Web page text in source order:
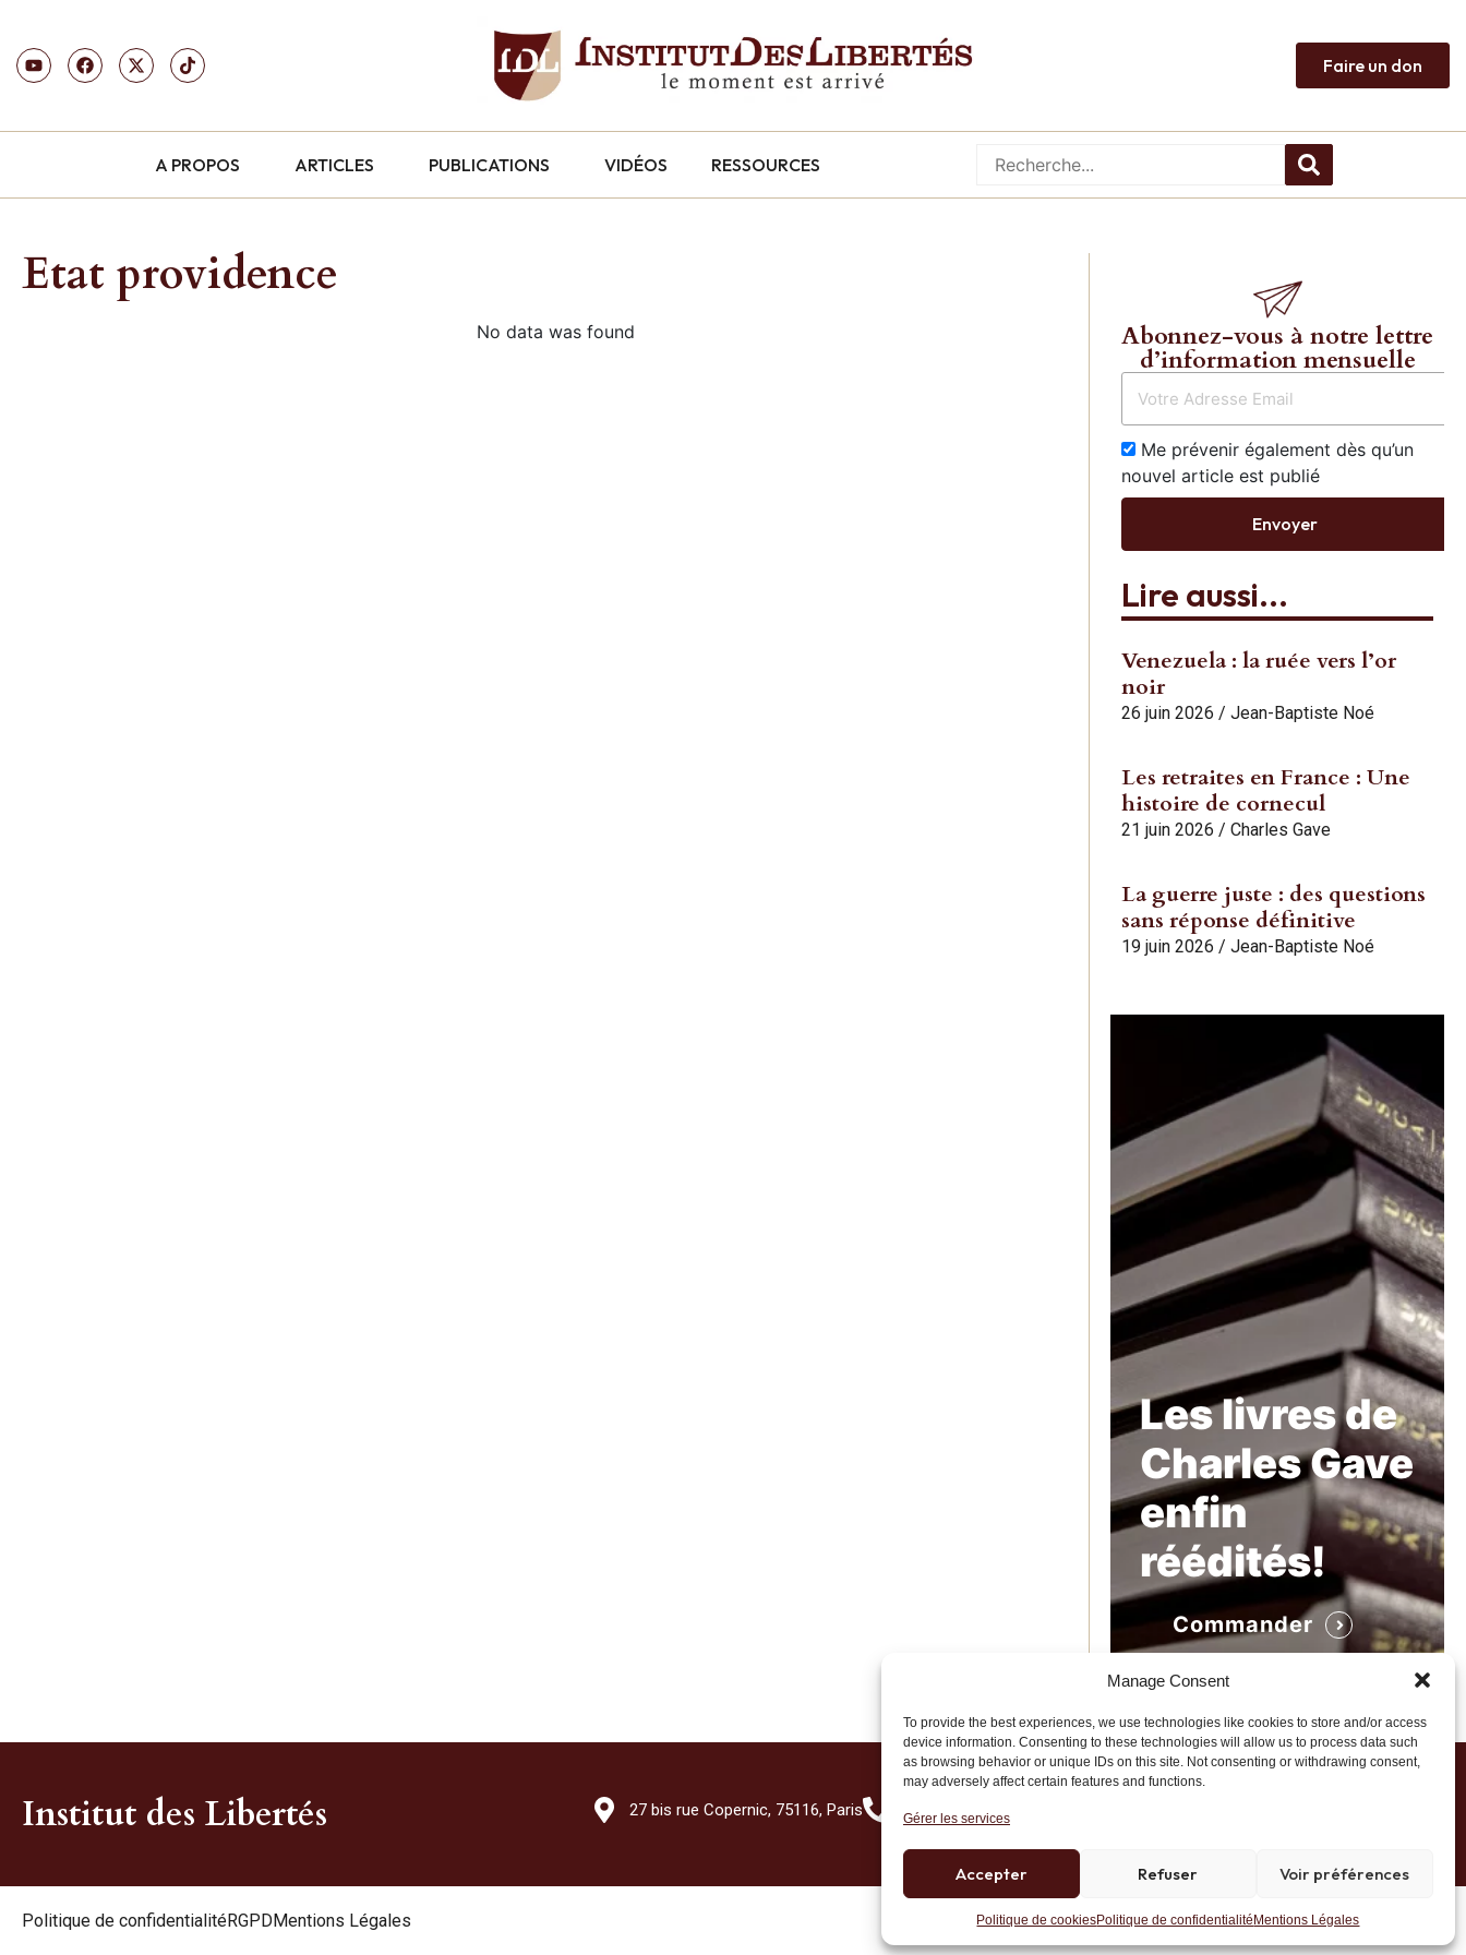
Manage Consent
To provide the best experiences, we use technologies like cookies to store and/or access
device information. Consenting to these technologies will allow us to process data such
as browsing behavior or unique IDs on this site. Not consenting or withdrawing consent,
may adversely affect certain features and functions.
Gérer les services
Accepter Refuser Voir préférences
Politique de cookiesPolitique de confidentialité Mentions Légales
Faire un don
A PROPOS ARTICLES PUBLICATIONS VIDÉOS RESSOURCES
Etat providence
No data was found Abonnez-vous à notre lettre
d’information mensuelle
Me prévenir également dès qu’un
nouvel article est publié
Envoyer
Lire aussi...
Venezuela : la ruée vers l’or
noir
26 juin 2026 / Jean-Baptiste Noé
Les retraites en France : Une
histoire de cornecul
21 juin 2026 / Charles Gave
La guerre juste : des questions
sans réponse définitive
19 juin 2026 / Jean-Baptiste Noé
Les livres de
Charles Gave
enfin
réédités!
Commander
Institut des Libertés 27 bis rue Copernic, 75116, Paris +33 (0)1 71 20 45 39
Politique de confidentialitéRGPDMentions Légales Site développé par AK Web Solutions